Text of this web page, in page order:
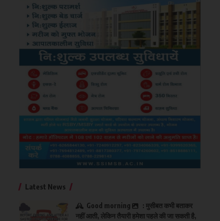
Latest News
Good morning
: मुसीबत कभी बताकर
नहीं आती, लेकिन तैयारी हमेशा पहले की जा सकती है,